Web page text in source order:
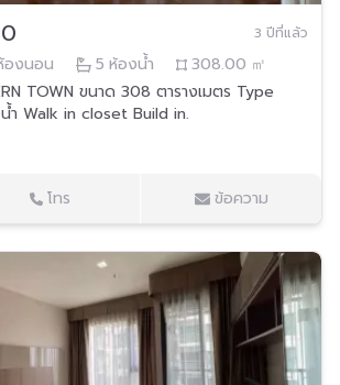
3 ปีที่แล้ว
องนอน 5 ห้องน้ำ 308.00 ㎡
TOWN ขนาด 308 ตารางเมตร Type
Walk​ in​ closet Build​ in.
โทร ข้อความ